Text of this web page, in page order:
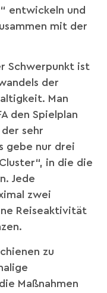
entwickeln und
mit der
Schwerpunkt ist
der
Man
den Spielplan
sehr
gebe nur drei
in die die
Jede
zwei
Reiseaktivität
zu
Maßnahmen